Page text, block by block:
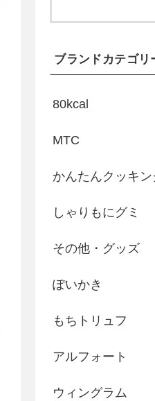
ブランドカテゴリ
80kcal
MTC
かんたんクッキン
しゃりもにグミ
その他・グッズ
ぽいかき
もちトリュフ
アルフォート
ウィングラム